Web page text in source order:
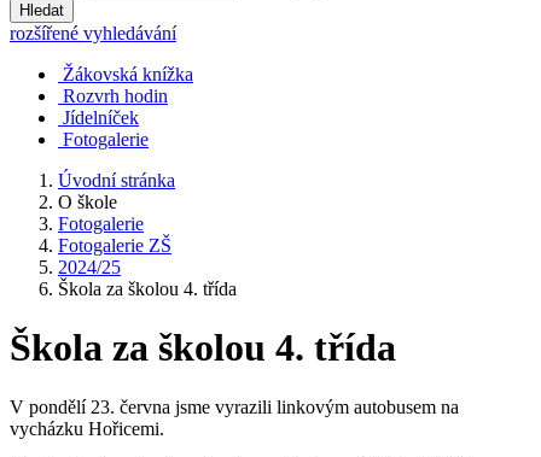
Hledat
rozšířené vyhledávání
Žákovská knížka
Rozvrh hodin
Jídelníček
Fotogalerie
Úvodní stránka
O škole
Fotogalerie
Fotogalerie ZŠ
2024/25
Škola za školou 4. třída
Škola za školou 4. třída
V pondělí 23. června jsme vyrazili linkovým autobusem na
vycházku Hořicemi.